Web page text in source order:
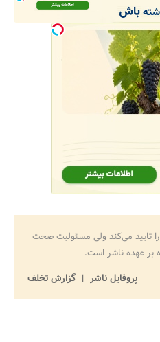
تایید می‌کند ولی مسئولیت صحت
عهده ناشر است.
پروفایل ناشر
گزارش تخلف